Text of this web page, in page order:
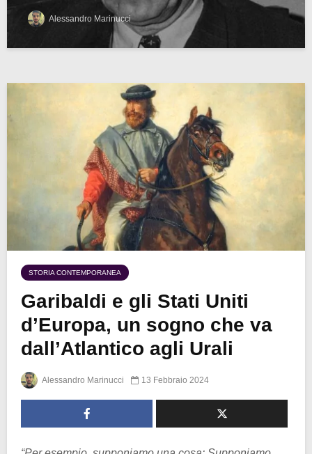
Alessandro Marinucci
STORIA CONTEMPORANEA
Garibaldi e gli Stati Uniti
d’Europa, un sogno che va
dall’Atlantico agli Urali
Alessandro Marinucci 13 Febbraio 2024